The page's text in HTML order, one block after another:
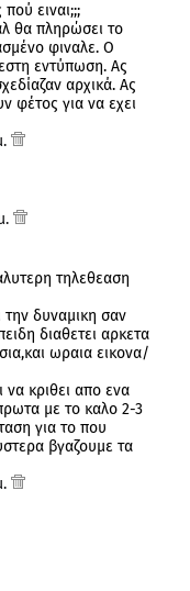
ειναι;;;
θα πληρώσει το
φιναλε. Ο
εντύπωση. Ας
αρχικά. Ας
φέτος για να εχει
τηλεθεαση
την δυναμικη σαν
διαθετει αρκετα
ωραια εικονα/
να κριθει απο ενα
με το καλο 2-3
για το που
βγαζουμε τα